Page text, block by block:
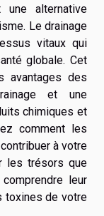
une alternative
Le drainage
vitaux qui
globale. Cet
avantages des
et une
chimiques et
comment les
à votre
les trésors que
leur
toxines de votre